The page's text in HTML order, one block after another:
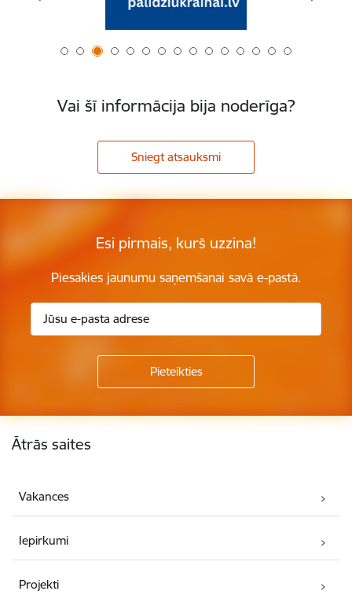
Vai šī informācija bija noderīga?
Sniegt atsauksmi
Esi pirmais, kurš uzzina!
Piesakies jaunumu saņemšanai savā e-pastā.
Kājene
Ātrās saites
Vakances
Iepirkumi
Projekti